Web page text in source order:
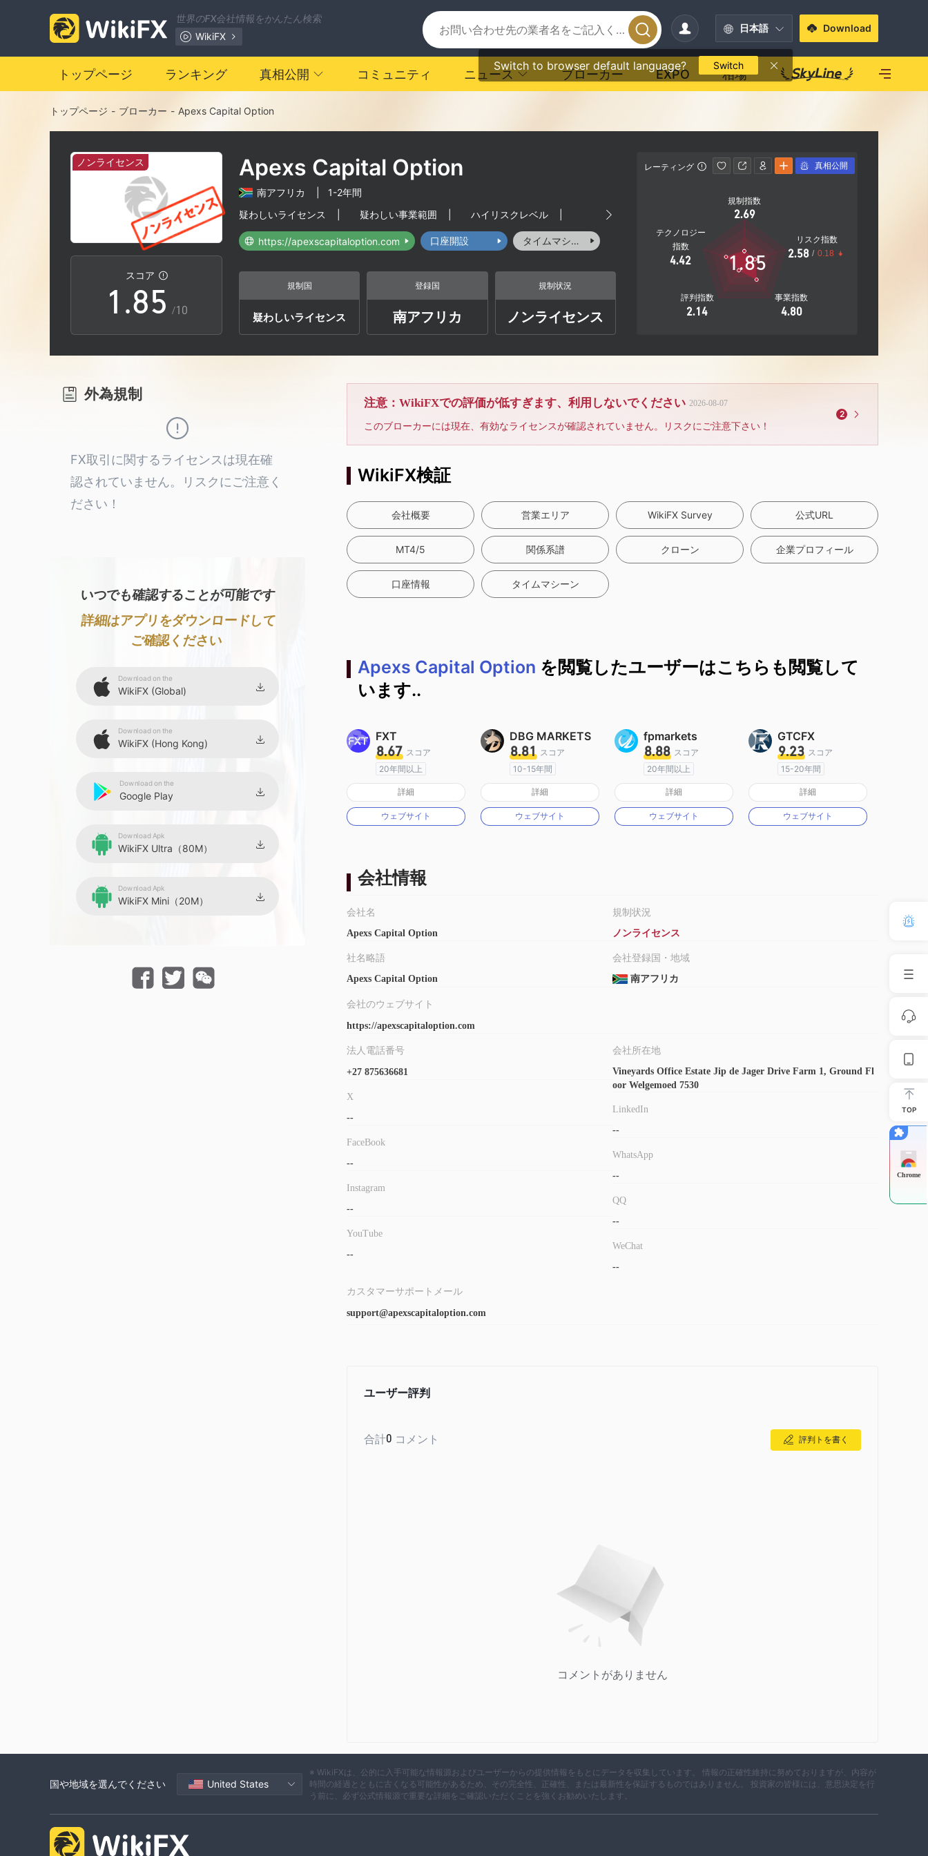
世界のFX会社情報をかんたん検索
WikiFX
日本語
Switch to browser default language? Switch
Download
トップページ ランキング 真相公開 コミュニティ ニュース ブローカー EXPO 相場
トップページ - ブローカー - Apexs Capital Option
ノンライセンス
スコア
0
1
2
3
5
6
8
9
.
1
2
3
4
5
6
7
8
9
0
1
2
3
4
5
6
8
9
/10
Apexs Capital Option
南アフリカ
1-2年間
疑わしいライセンス
疑わしい事業範囲 ハイリスクレベル
https://apexscapitaloption.com 口座開設 タイムマシーン
規制国
疑わしいライセンス
登録国
南アフリカ
規制状況
ノンライセンス
レーティング
規制指数
2.69
テクノロジー
指数
4.42
評判指数
2.14
事業指数
4.80
リスク指数
2.58 / 0.18
1.85
真相公開
外為規制
FX取引に関するライセンスは現在確
認されていません。リスクにご注意く
ださい！
いつでも確認することが可能です
詳細はアプリをダウンロードして
ご確認ください
Download on the
WikiFX (Global)
Download on the
WikiFX (Hong Kong)
Download on the
Google Play
Download Apk
WikiFX Ultra（80M）
Download Apk
WikiFX Mini（20M）
注意：WikiFXでの評価が低すぎます、利用しないでください 2026-08-07
このブローカーには現在、有効なライセンスが確認されていません。リスクにご注意下さい！
2
WikiFX検証
会社概要 営業エリア WikiFX Survey 公式URL
MT4/5 関係系譜 クローン 企業プロフィール
口座情報 タイムマシーン
Apexs Capital Option を閲覧したユーザーはこちらも閲覧して
います..
FXT
8.67 スコア
20年間以上
オーストラリア規制
マーケットメイキングライセンス（MM）
詳細
ウェブサイト
DBG MARKETS
8.81 スコア
10-15年間
オーストラリア規制
マーケットメイキングライセンス（MM）
詳細
ウェブサイト
fpmarkets
8.88 スコア
20年間以上
オーストラリア規制
マーケットメイキングライセンス（MM）
詳細
ウェブサイト
GTCFX
9.23 スコア
15-20年間
イギリス規制
マーケットメイキングライセンス（MM）
詳細
ウェブサイト
会社情報
会社名
Apexs Capital Option
社名略語
Apexs Capital Option
規制状況
ノンライセンス
会社登録国・地域
南アフリカ
会社のウェブサイト
https://apexscapitaloption.com
法人電話番号
+27 875636681
X
--
FaceBook
--
Instagram
--
YouTube
--
会社所在地
Vineyards Office Estate Jip de Jager Drive Farm 1, Ground Fl
oor Welgemoed 7530
LinkedIn
--
WhatsApp
--
QQ
--
WeChat
--
カスタマーサポートメール
support@apexscapitaloption.com
ユーザー評判
合計0 コメント 評判トを書く
コメントがありません
TOP
Chrome
国や地域を選んでください United States
※ WikiFXは、公的に入手可能な情報源およびユーザーからの提供情報をもとにデータを収集しています。 情報の正確性維持に努めておりますが、内容が
時間の経過とともに古くなる可能性があるため、その完全性、正確性、または最新性を保証するものではありません。 投資家の皆様には、意思決定を行
う前に、必ず公式情報源で重要な詳細をご確認いただくことを強くお勧めいたします。